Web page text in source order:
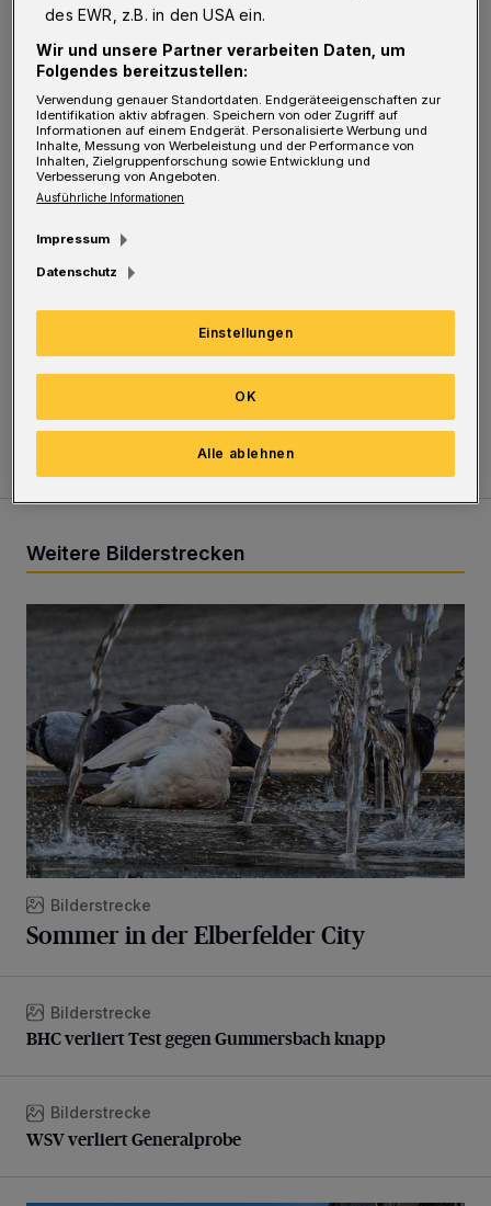
Annegret Knetschowsky im Schevenhofer Weg
in Katernberg an der Stadtgrenze zu
Neviges. „Eine Symphonie in Weiß“, so
beschreiben der Architekt und seine Ehefrau
die Blütenpracht mit Flieder und
Schneeballhortensien, die überall in dem
Terrassen in verschiedenen Teilen des Gartens
laden zum Verweilen ein.
27.08.2021
Weitere Bilderstrecken
Sommer in der Elberfelder City
Bilderstrecke
Sommer in der Elberfelder City
BHC verliert Test gegen Gummersbach knapp
Bilderstrecke
BHC verliert Test gegen Gummersbach knapp
WSV verliert Generalprobe
Bilderstrecke
WSV verliert Generalprobe
des EWR, z.B. in den USA ein.
Wir und unsere Partner verarbeiten Daten, um
Folgendes bereitzustellen:
Verwendung genauer Standortdaten. Endgeräteeigenschaften zur
Identifikation aktiv abfragen. Speichern von oder Zugriff auf
Informationen auf einem Endgerät. Personalisierte Werbung und
Inhalte, Messung von Werbeleistung und der Performance von
Inhalten, Zielgruppenforschung sowie Entwicklung und
Verbesserung von Angeboten.
Ausführliche Informationen
Impressum
Datenschutz
Einstellungen
Alle ablehnen
OK